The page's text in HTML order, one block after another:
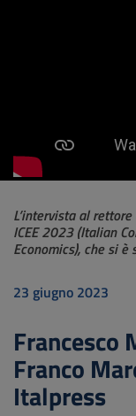
L’intervista al
ICEE 2023 (Italian
Economics), che si
23 giugno 2023
Francesco
Franco
Italpress